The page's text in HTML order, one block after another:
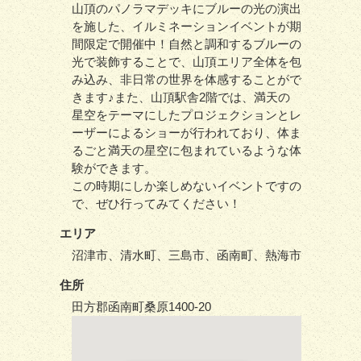
山頂のパノラマデッキにブルーの光の演出
を施した、イルミネーションイベントが期
間限定で開催中！自然と調和するブルーの
光で装飾することで、山頂エリア全体を包
み込み、非日常の世界を体感することがで
きます♪また、山頂駅舎2階では、満天の
星空をテーマにしたプロジェクションとレ
ーザーによるショーが行われており、体ま
るごと満天の星空に包まれているような体
験ができます。
この時期にしか楽しめないイベントですの
で、ぜひ行ってみてください！
エリア
沼津市、清水町、三島市、函南町、熱海市
住所
田方郡函南町桑原1400-20